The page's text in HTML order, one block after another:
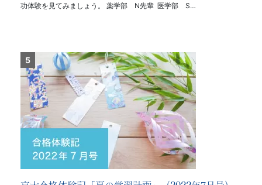
功体験を見てみましょう。 薬学部 N先輩 医学部 S…